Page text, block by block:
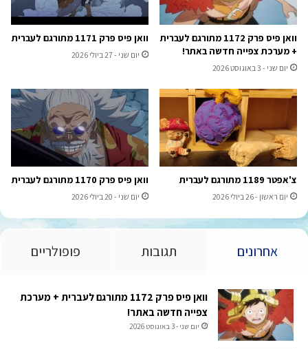
וואן פיס פרק 1172 מתורגם לעברית
+ מערכת צפייה חדשה באתר!
יום שני - 3 באוגוסט 2026
וואן פיס פרק 1171 מתורגם לעברית
יום שני - 27 ביולי 2026
צ'אפטר 1189 מתורגם לעברית
יום ראשון - 26 ביולי 2026
וואן פיס פרק 1170 מתורגם לעברית
יום שני - 20 ביולי 2026
אחרונים תגובות פופולריים
וואן פיס פרק 1172 מתורגם לעברית + מערכת
צפייה חדשה באתר!
יום שני - 3 באוגוסט 2026